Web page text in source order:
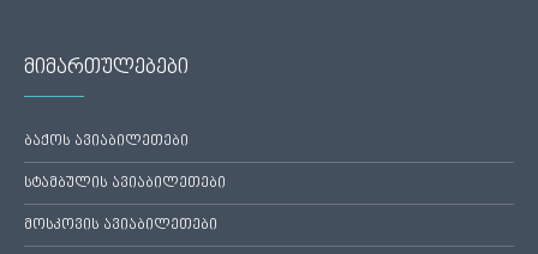
მიმართულებები
ბაქოს ავიაბილეთები
სტამბულის ავიაბილეთები
მოსკოვის ავიაბილეთები